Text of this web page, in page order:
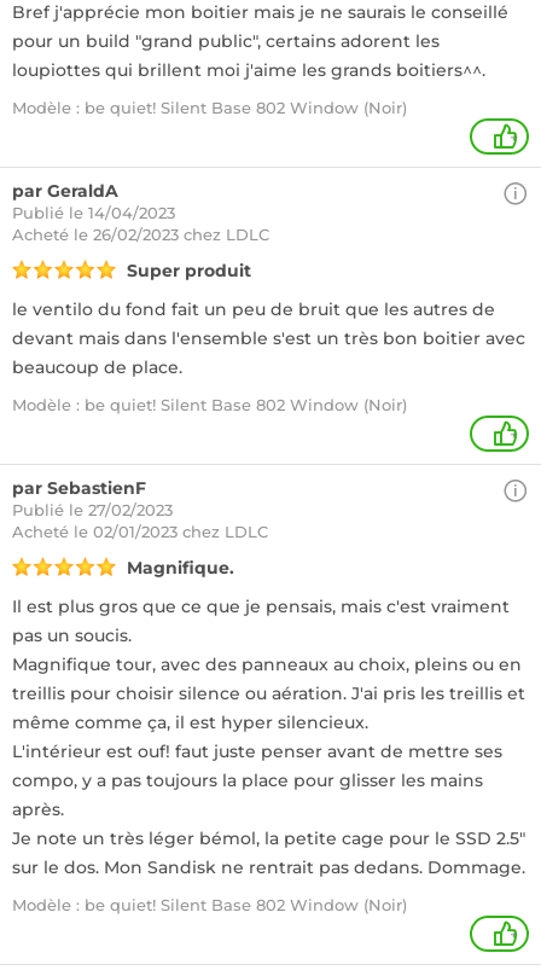
Bref j'apprécie mon boitier mais je ne saurais le conseillé
pour un build "grand public", certains adorent les
loupiottes qui brillent moi j'aime les grands boitiers^^.
Modèle : be quiet! Silent Base 802 Window (Noir)
+
par GeraldA
Publié le 14/04/2023
Acheté le 26/02/2023 chez LDLC
Super produit
le ventilo du fond fait un peu de bruit que les autres de
devant mais dans l'ensemble s'est un très bon boitier avec
beaucoup de place.
Modèle : be quiet! Silent Base 802 Window (Noir)
+
par SebastienF
Publié le 27/02/2023
Acheté le 02/01/2023 chez LDLC
Magnifique.
Il est plus gros que ce que je pensais, mais c'est vraiment
pas un soucis.
Magnifique tour, avec des panneaux au choix, pleins ou en
treillis pour choisir silence ou aération. J'ai pris les treillis et
même comme ça, il est hyper silencieux.
L'intérieur est ouf! faut juste penser avant de mettre ses
compo, y a pas toujours la place pour glisser les mains
après.
Je note un très léger bémol, la petite cage pour le SSD 2.5"
sur le dos. Mon Sandisk ne rentrait pas dedans. Dommage.
Modèle : be quiet! Silent Base 802 Window (Noir)
+